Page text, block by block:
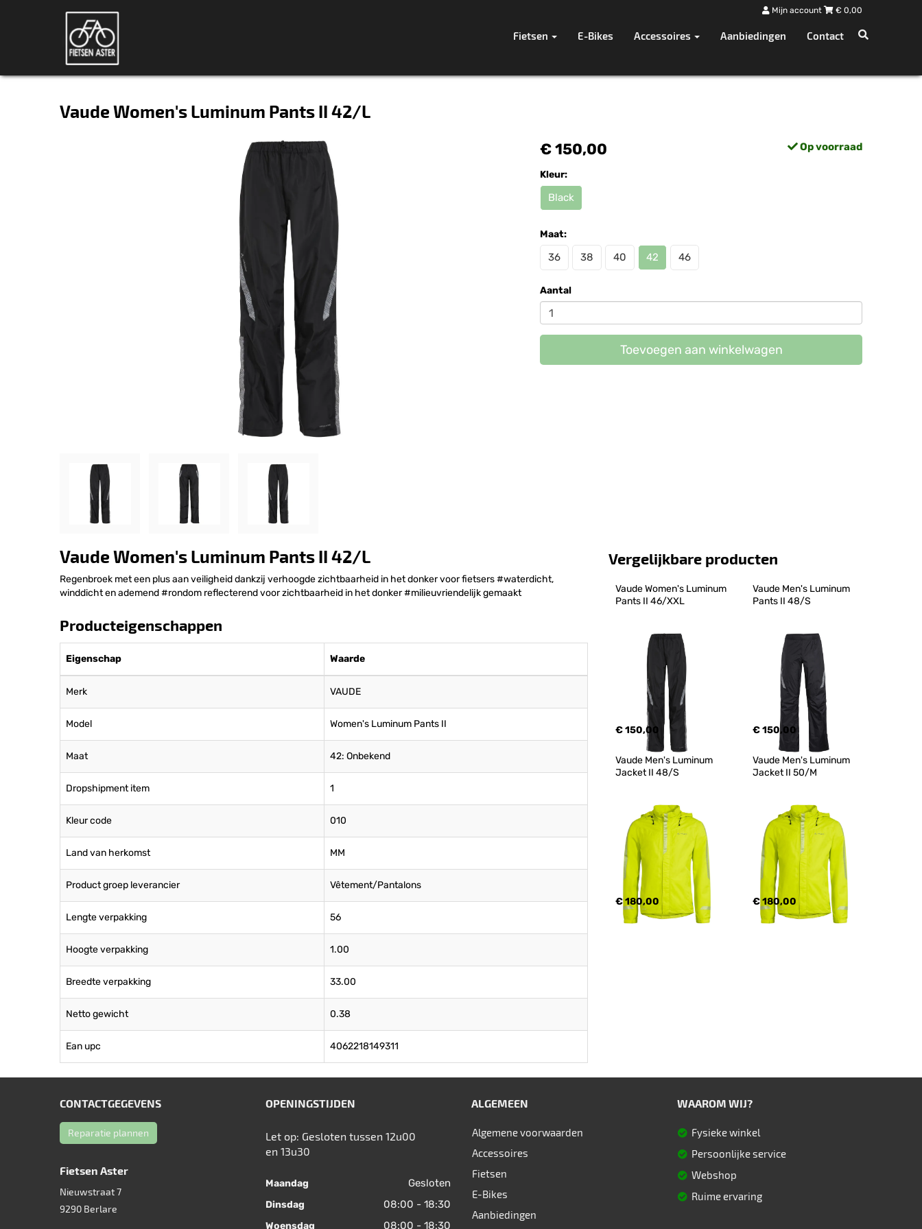
Mijn account € 0,00
Fietsen E-Bikes Accessoires Aanbiedingen Contact
Vaude Women's Luminum Pants II 42/L
€ 150,00 Op voorraad
Kleur:
Black
Maat:
36 38 40 42 46
Aantal
Toevoegen aan winkelwagen
Vaude Women's Luminum Pants II 42/L
Regenbroek met een plus aan veiligheid dankzij verhoogde zichtbaarheid in het donker voor fietsers #waterdicht,
winddicht en ademend #rondom reflecterend voor zichtbaarheid in het donker #milieuvriendelijk gemaakt
Producteigenschappen
Eigenschap Waarde
Merk VAUDE
Model Women's Luminum Pants II
Maat 42: Onbekend
Dropshipment item 1
Kleur code 010
Land van herkomst MM
Product groep leverancier Vêtement/Pantalons
Lengte verpakking 56
Hoogte verpakking 1.00
Breedte verpakking 33.00
Netto gewicht 0.38
Ean upc 4062218149311
Vergelijkbare producten
Vaude Women's Luminum
Pants II 46/XXL
€ 150,00
Vaude Men's Luminum
Pants II 48/S
€ 150,00
Vaude Men's Luminum
Jacket II 48/S
€ 180,00
Vaude Men's Luminum
Jacket II 50/M
€ 180,00
CONTACTGEGEVENS
Reparatie plannen
Fietsen Aster
Nieuwstraat 7
9290 Berlare
OPENINGSTIJDEN
Let op: Gesloten tussen 12u00
en 13u30
Maandag Gesloten
Dinsdag 08:00 - 18:30
Woensdag 08:00 - 18:30
ALGEMEEN
Algemene voorwaarden
Accessoires
Fietsen
E-Bikes
Aanbiedingen
WAAROM WIJ?
Fysieke winkel
Persoonlijke service
Webshop
Ruime ervaring